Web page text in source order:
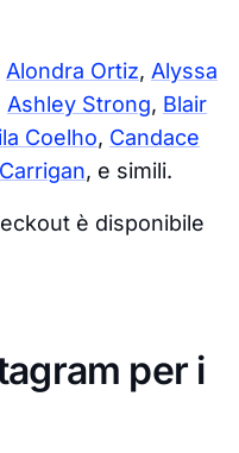
Alondra Ortiz, Alyssa
Ashley Strong, Blair
Coelho, Candace
, e simili.
è disponibile
per i